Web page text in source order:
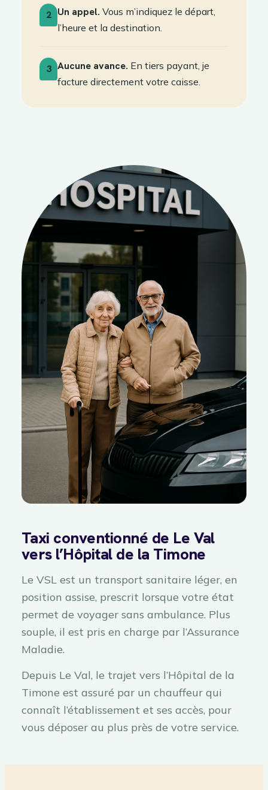
2 Un appel. Vous m’indiquez le départ,
l’heure et la destination.
3 Aucune avance. En tiers payant, je
facture directement votre caisse.
Taxi conventionné de Le Val
vers l’Hôpital de la Timone
Le VSL est un transport sanitaire léger, en
position assise, prescrit lorsque votre état
permet de voyager sans ambulance. Plus
souple, il est pris en charge par l’Assurance
Maladie.
Depuis Le Val, le trajet vers l’Hôpital de la
Timone est assuré par un chauffeur qui
connaît l’établissement et ses accès, pour
vous déposer au plus près de votre service.